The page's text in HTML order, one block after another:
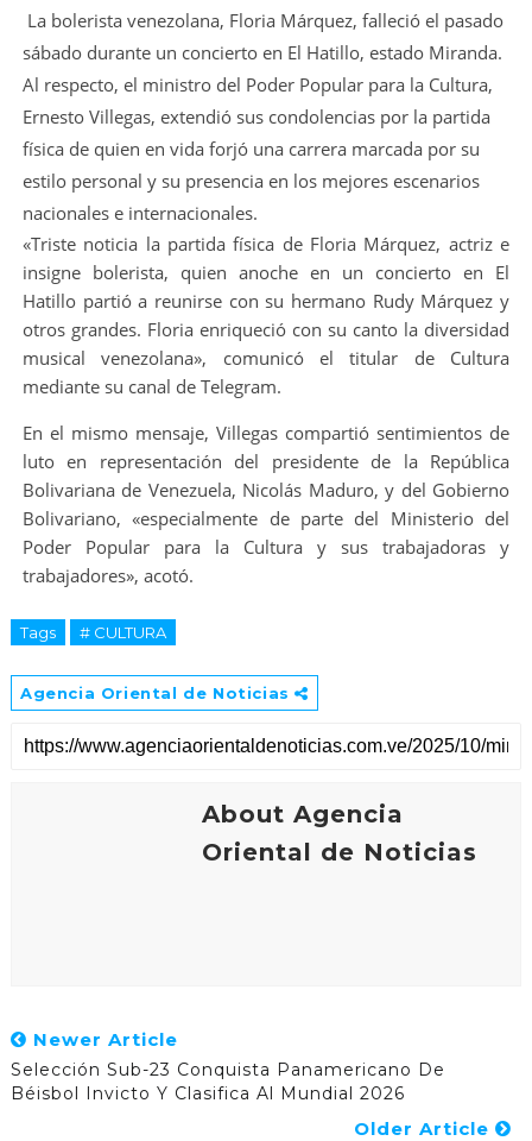
La bolerista venezolana, Floria Márquez, falleció el pasado
sábado durante un concierto en El Hatillo, estado Miranda.
Al respecto, el ministro del Poder Popular para la Cultura,
Ernesto Villegas, extendió sus condolencias por la partida
física de quien en vida forjó una carrera marcada por su
estilo personal y su presencia en los mejores escenarios
nacionales e internacionales.
«Triste noticia la partida física de Floria Márquez, actriz e
insigne bolerista, quien anoche en un concierto en El
Hatillo partió a reunirse con su hermano Rudy Márquez y
otros grandes. Floria enriqueció con su canto la diversidad
musical venezolana», comunicó el titular de Cultura
mediante su canal de Telegram.
En el mismo mensaje, Villegas compartió sentimientos de
luto en representación del presidente de la República
Bolivariana de Venezuela, Nicolás Maduro, y del Gobierno
Bolivariano, «especialmente de parte del Ministerio del
Poder Popular para la Cultura y sus trabajadoras y
trabajadores», acotó.
Tags # CULTURA
Agencia Oriental de Noticias
About Agencia
Oriental de Noticias
Newer Article
Selección Sub-23 Conquista Panamericano De
Béisbol Invicto Y Clasifica Al Mundial 2026
Older Article